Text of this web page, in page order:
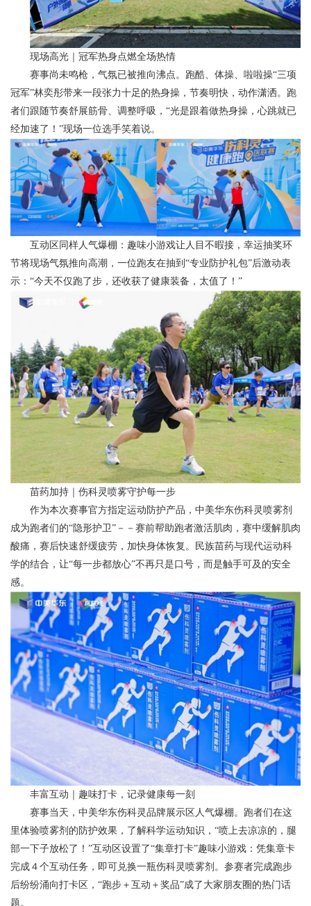
现场高光｜冠军热身点燃全场热情
赛事尚未鸣枪，气氛已被推向沸点。跑酷、体操、啦啦操“三项
冠军”林奕彤带来一段张力十足的热身操，节奏明快，动作潇洒。跑
者们跟随节奏舒展筋骨、调整呼吸，“光是跟着做热身操，心跳就已
经加速了！”现场一位选手笑着说。
互动区同样人气爆棚：趣味小游戏让人目不暇接，幸运抽奖环
节将现场气氛推向高潮，一位跑友在抽到“专业防护礼包”后激动表
示：“今天不仅跑了步，还收获了健康装备，太值了！”
苗药加持｜伤科灵喷雾守护每一步
作为本次赛事官方指定运动防护产品，中美华东伤科灵喷雾剂
成为跑者们的“隐形护卫”－－赛前帮助跑者激活肌肉，赛中缓解肌肉
酸痛，赛后快速舒缓疲劳，加快身体恢复。民族苗药与现代运动科
学的结合，让“每一步都放心”不再只是口号，而是触手可及的安全
感。
丰富互动｜趣味打卡，记录健康每一刻
赛事当天，中美华东伤科灵品牌展示区人气爆棚。跑者们在这
里体验喷雾剂的防护效果，了解科学运动知识，“喷上去凉凉的，腿
部一下子放松了！”互动区设置了“集章打卡”趣味小游戏：凭集章卡
完成４个互动任务，即可兑换一瓶伤科灵喷雾剂。参赛者完成跑步
后纷纷涌向打卡区，“跑步＋互动＋奖品”成了大家朋友圈的热门话
题。